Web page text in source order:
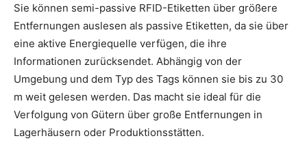
Sie können semi-passive RFID-Etiketten über größere
Entfernungen auslesen als passive Etiketten, da sie über
eine aktive Energiequelle verfügen, die ihre
Informationen zurücksendet. Abhängig von der
Umgebung und dem Typ des Tags können sie bis zu 30
m weit gelesen werden. Das macht sie ideal für die
Verfolgung von Gütern über große Entfernungen in
Lagerhäusern oder Produktionsstätten.